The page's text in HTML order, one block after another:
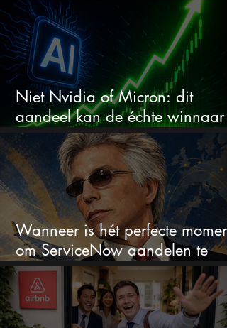
Niet Nvidia of Micron: dit
aandeel kan de échte winnaar
van de AI-race worden
Wanneer is hét perfecte moment
om ServiceNow aandelen te
kopen?